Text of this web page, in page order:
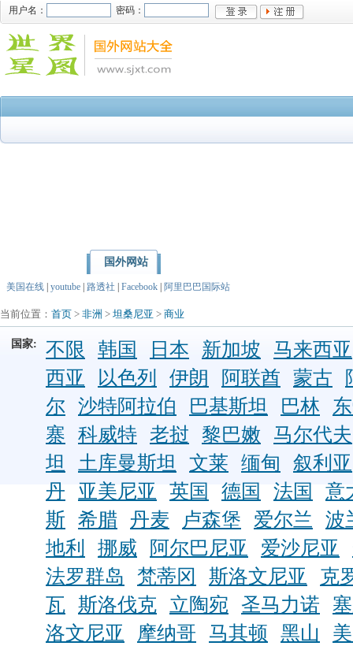
用户名： 密码：
国外网站
美国在线 youtube 路透社 Facebook 阿里巴巴国际站
当前位置： 首页 > 非洲 > 坦桑尼亚 > 商业
国家: 不限 韩国 日本 新加坡
马来西亚
西亚
以色列 伊朗 阿联酋 蒙古
尔
沙特阿拉伯 巴基斯坦 巴林
寨
科威特 老挝 黎巴嫩
马尔代夫
坦
土库曼斯坦 文莱 缅甸
叙利亚
丹
亚美尼亚 英国 德国 法国
意
斯 希腊 丹麦 卢森堡 爱尔兰
波
地利
挪威 阿尔巴尼亚 爱沙尼亚
法罗群岛
梵蒂冈 斯洛文尼亚
克
瓦 斯洛伐克 立陶宛 圣马力诺
洛文尼亚
摩纳哥 马其顿 黑山